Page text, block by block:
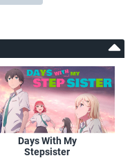
Days With My
Stepsister